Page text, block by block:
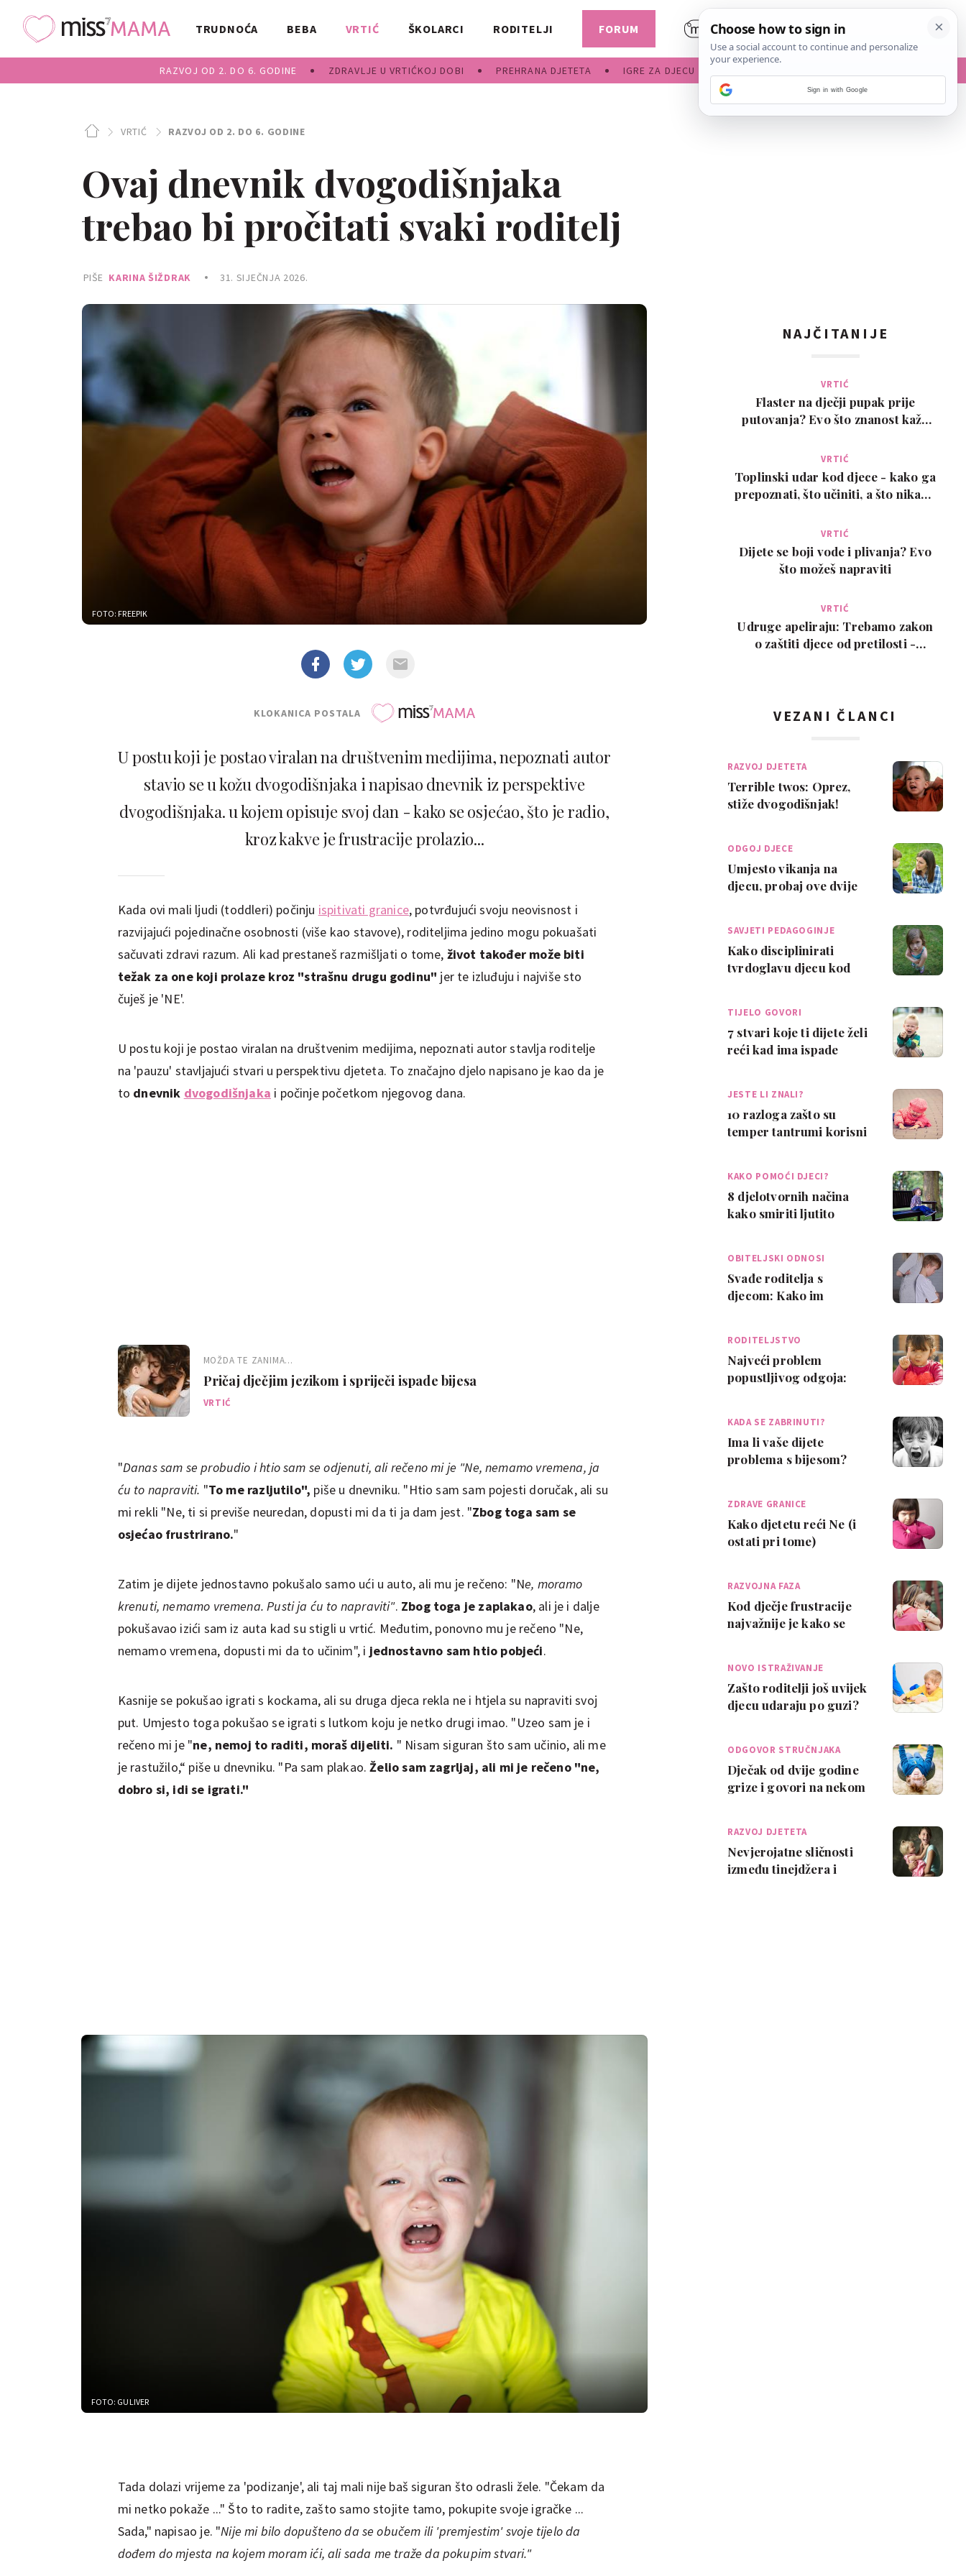
TRUDNOĆA BEBA VRTIĆ
RAZVOJ OD 2. DO 6. GODINE ZDRAVLJE U VRTIĆKOJ DOBI PREHRANA DJETETA IGRE ZA DJECU
ŠKOLARCI RODITELJI FORUM
VRTIĆ RAZVOJ OD 2. DO 6. GODINE
Ovaj dnevnik dvogodišnjaka
trebao bi pročitati svaki roditelj
PIŠE KARINA ŠIŽDRAK 31. SIJEČNJA 2026.
FOTO: FREEPIK
KLOKANICA POSTALA
U postu koji je postao viralan na društvenim medijima, nepoznati autor
stavio se u kožu dvogodišnjaka i napisao dnevnik iz perspektive
dvogodišnjaka. u kojem opisuje svoj dan - kako se osjećao, što je radio,
kroz kakve je frustracije prolazio...
Kada ovi mali ljudi (toddleri) počinju ispitivati granice, potvrđujući svoju neovisnost i
razvijajući pojedinačne osobnosti (više kao stavove), roditeljima jedino mogu pokuašati
sačuvati zdravi razum. Ali kad prestaneš razmišljati o tome, život također može biti
težak za one koji prolaze kroz "strašnu drugu godinu" jer te izluđuju i najviše sto
čuješ je 'NE'.
U postu koji je postao viralan na društvenim medijima, nepoznati autor stavlja roditelje
na 'pauzu' stavljajući stvari u perspektivu djeteta. To značajno djelo napisano je kao da je
to dnevnik dvogodišnjaka i počinje početkom njegovog dana.
MOŽDA TE ZANIMA...
Pričaj dječjim jezikom i spriječi ispade bijesa
VRTIĆ
"Danas sam se probudio i htio sam se odjenuti, ali rečeno mi je "Ne, nemamo vremena, ja
ću to napraviti. "To me razljutilo", piše u dnevniku. "Htio sam sam pojesti doručak, ali su
mi rekli "Ne, ti si previše neuredan, dopusti mi da ti ja dam jest. "Zbog toga sam se
osjećao frustrirano."
Zatim je dijete jednostavno pokušalo samo ući u auto, ali mu je rečeno: "Ne, moramo
krenuti, nemamo vremena. Pusti ja ću to napraviti". Zbog toga je zaplakao, ali je i dalje
pokušavao izići sam iz auta kad su stigli u vrtić. Međutim, ponovno mu je rečeno "Ne,
nemamo vremena, dopusti mi da to učinim", i jednostavno sam htio pobjeći.
Kasnije se pokušao igrati s kockama, ali su druga djeca rekla ne i htjela su napraviti svoj
put. Umjesto toga pokušao se igrati s lutkom koju je netko drugi imao. "Uzeo sam je i
rečeno mi je "ne, nemoj to raditi, moraš dijeliti. " Nisam siguran što sam učinio, ali me
je rastužilo,“ piše u dnevniku. "Pa sam plakao.Želio sam zagrljaj, ali mi je rečeno "ne,
dobro si, idi se igrati."
FOTO: GULIVER
Tada dolazi vrijeme za 'podizanje', ali taj mali nije baš siguran što odrasli žele. "Čekam da
mi netko pokaže ..." Što to radite, zašto samo stojite tamo, pokupite svoje igračke ...
Sada," napisao je. "Nije mi bilo dopušteno da se obučem ili 'premjestim' svoje tijelo da
dođem do mjesta na kojem moram ići, ali sada me traže da pokupim stvari."
NAJČITANIJE
VRTIĆ
Flaster na dječji pupak prije
putovanja? Evo što znanost kaže
VRTIĆ
Toplinski udar kod djece - kako ga
prepoznati, što učiniti, a što nikako
VRTIĆ
Dijete se boji vode i plivanja? Evo
što možeš napraviti
VRTIĆ
Udruge apeliraju: Trebamo zakon
o zaštiti djece od pretilosti -
VEZANI ČLANCI
RAZVOJ DJETETA
Terrible twos: Oprez,
stiže dvogodišnjak!
ODGOJ DJECE
Umjesto vikanja na
djecu, probaj ove dvije
SAVJETI PEDAGOGINJE
Kako disciplinirati
tvrdoglavu djecu kod
TIJELO GOVORI
7 stvari koje ti dijete želi
reći kad ima ispade
JESTE LI ZNALI?
10 razloga zašto su
temper tantrumi korisni
KAKO POMOĆI DJECI?
8 djelotvornih načina
kako smiriti ljutito
OBITELJSKI ODNOSI
Svađe roditelja s
djecom: Kako im
RODITELJSTVO
Najveći problem
popustljivog odgoja:
KADA SE ZABRINUTI?
Ima li vaše dijete
problema s bijesom?
ZDRAVE GRANICE
Kako djetetu reći Ne (i
ostati pri tome)
RAZVOJNA FAZA
Kod dječje frustracije
najvažnije je kako se
NOVO ISTRAŽIVANJE
Zašto roditelji još uvijek
djecu udaraju po guzi?
ODGOVOR STRUČNJAKA
Dječak od dvije godine
grize i govori na nekom
RAZVOJ DJETETA
Nevjerojatne sličnosti
između tinejdžera i
Sign in with Google